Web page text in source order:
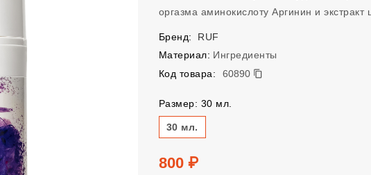
оргазма аминокислоту Аргинин и экстракт
Бренд:
RUF
Материал: Ингредиенты
Код товара:
60890
60890
Размер: 30 мл.
Размер
30 мл.
Цена
800 ₽